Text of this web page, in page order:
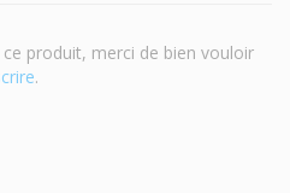
produit, merci de bien vouloir
.